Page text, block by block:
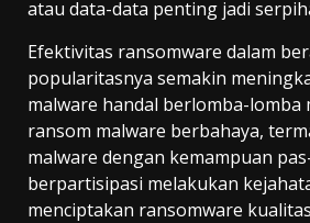
atau data-data penting jadi
Efektivitas ransomware dalam
popularitasnya semakin
malware handal berlomba-lomba
ransom malware berbahaya,
malware dengan kemampuan
berpartisipasi melakukan
menciptakan ransomware